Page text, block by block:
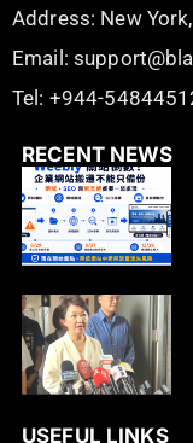
Address: New
Email:
Tel: +944-
RECENT NEWS
USEFUL LINKS